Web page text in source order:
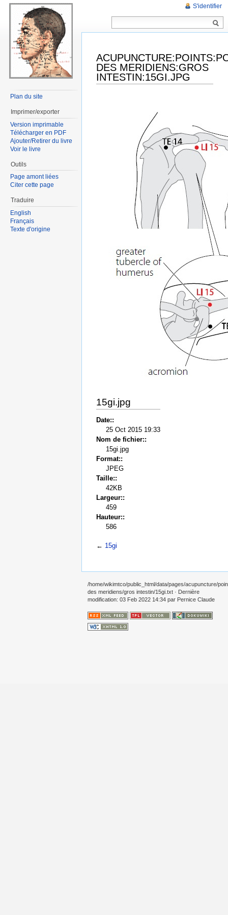
DES MERIDIENS:GROS
INTESTIN:15GI.JPG
15gi.jpg
Date::
25 Oct 2015 19:33
Nom de fichier::
15gi.jpg
Format::
JPEG
Taille::
42KB
Largeur::
459
Hauteur::
586
← 15gi
S'identifier
Plan du site
Imprimer/exporter
Version imprimable
Télécharger en PDF
Ajouter/Retirer du livre
Voir le livre
Outils
Page amont liées
Citer cette page
Traduire
English
Français
Texte d'origine
/home/wikimtco/public_html/data/pages/acupuncture/
des meridiens/gros intestin/15gi.txt · Dernière
modification: 03 Feb 2022 14:34 par Pernice Claude